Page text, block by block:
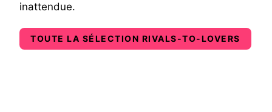
inattendue.
TOUTE LA SÉLECTION RIVALS-TO-LOVERS